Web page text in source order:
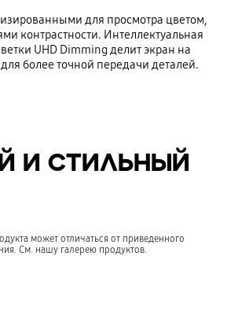
для просмотра цветом,
контрастности. Интеллектуальная
UHD Dimming делит экран на
более точной передачи деталей.
и стильный
может отличаться от приведенного
См. нашу галерею продуктов.